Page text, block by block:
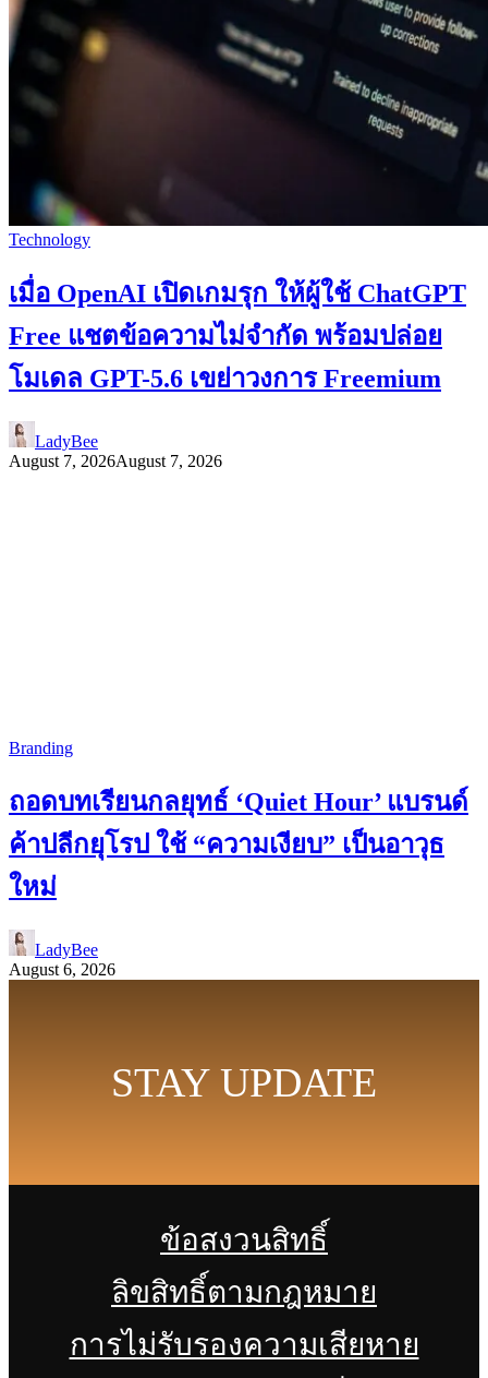
Technology
เมื่อ OpenAI เปิดเกมรุก ให้ผู้ใช้ ChatGPT
Free แชตข้อความไม่จำกัด พร้อมปล่อย
โมเดล GPT-5.6 เขย่าวงการ Freemium
LadyBee
August 7, 2026August 7, 2026
Branding
ถอดบทเรียนกลยุทธ์ ‘Quiet Hour’ แบรนด์
ค้าปลีกยุโรป ใช้ “ความเงียบ” เป็นอาวุธ
ใหม่
LadyBee
August 6, 2026
STAY UPDATE
ข้อสงวนสิทธิ์
ลิขสิทธิ์ตามกฎหมาย
การไม่รับรองความเสียหาย